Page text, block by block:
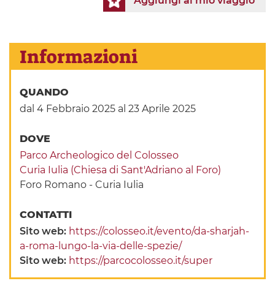
Informazioni
QUANDO
dal 4 Febbraio 2025 al 23 Aprile 2025
DOVE
Parco Archeologico del Colosseo
Curia Iulia (Chiesa di Sant'Adriano al Foro)
Foro Romano - Curia Iulia
CONTATTI
Sito web: https://colosseo.it/evento/da-sharjah-
a-roma-lungo-la-via-delle-spezie/
Sito web: https://parcocolosseo.it/super